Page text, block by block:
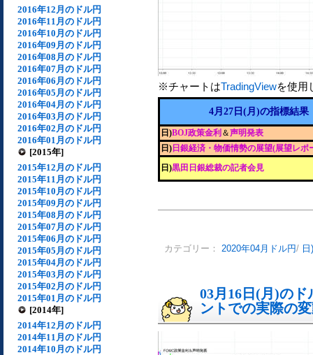
2016年12月のドル円
2016年11月のドル円
2016年10月のドル円
2016年09月のドル円
2016年08月のドル円
2016年07月のドル円
2016年06月のドル円
2016年05月のドル円
2016年04月のドル円
2016年03月のドル円
2016年02月のドル円
2016年01月のドル円
[2015年]
2015年12月のドル円
2015年11月のドル円
2015年10月のドル円
2015年09月のドル円
2015年08月のドル円
2015年07月のドル円
2015年06月のドル円
2015年05月のドル円
2015年04月のドル円
2015年03月のドル円
2015年02月のドル円
2015年01月のドル円
[2014年]
2014年12月のドル円
2014年11月のドル円
2014年10月のドル円
※チャートはTradingViewを使用
4月27日(月)の指標結果
日)BOJ政策金利 ＆声明発表
日) 日銀経済・物価情勢の展望(展望レポ
日)黒田日銀総裁の記者会見
カテゴリー： 2020年04月ドル円/
03月16日(月)の
ントでの実際の